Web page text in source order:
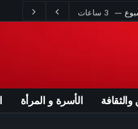
والثقافة الأسرة و المرأة